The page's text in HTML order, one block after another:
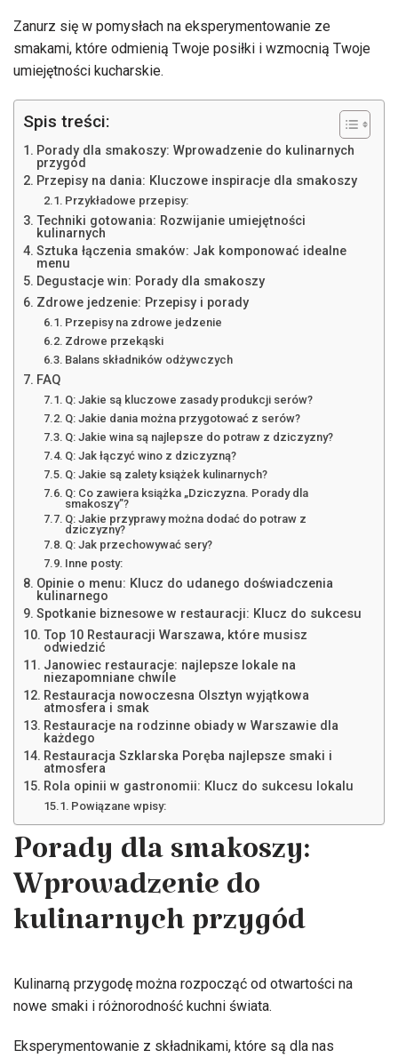
Zanurz się w pomysłach na eksperymentowanie ze
smakami, które odmienią Twoje posiłki i wzmocnią Twoje
umiejętności kucharskie.
Spis treści:
Porady dla smakoszy: Wprowadzenie do kulinarnych
przygód
Przepisy na dania: Kluczowe inspiracje dla smakoszy
Przykładowe przepisy:
Techniki gotowania: Rozwijanie umiejętności
kulinarnych
Sztuka łączenia smaków: Jak komponować idealne
menu
Degustacje win: Porady dla smakoszy
Zdrowe jedzenie: Przepisy i porady
Przepisy na zdrowe jedzenie
Zdrowe przekąski
Balans składników odżywczych
FAQ
Q: Jakie są kluczowe zasady produkcji serów?
Q: Jakie dania można przygotować z serów?
Q: Jakie wina są najlepsze do potraw z dziczyzny?
Q: Jak łączyć wino z dziczyzną?
Q: Jakie są zalety książek kulinarnych?
Q: Co zawiera książka „Dziczyzna. Porady dla
smakoszy”?
Q: Jakie przyprawy można dodać do potraw z
dziczyzny?
Q: Jak przechowywać sery?
Inne posty:
Opinie o menu: Klucz do udanego doświadczenia
kulinarnego
Spotkanie biznesowe w restauracji: Klucz do sukcesu
Top 10 Restauracji Warszawa, które musisz
odwiedzić
Janowiec restauracje: najlepsze lokale na
niezapomniane chwile
Restauracja nowoczesna Olsztyn wyjątkowa
atmosfera i smak
Restauracje na rodzinne obiady w Warszawie dla
każdego
Restauracja Szklarska Poręba najlepsze smaki i
atmosfera
Rola opinii w gastronomii: Klucz do sukcesu lokalu
Powiązane wpisy:
Porady dla smakoszy:
Wprowadzenie do
kulinarnych przygód
Kulinarną przygodę można rozpocząć od otwartości na
nowe smaki i różnorodność kuchni świata.
Eksperymentowanie z składnikami, które są dla nas